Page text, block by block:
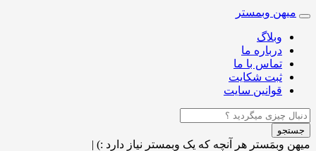
Toggle
navigation
میهن وبمستر
وبلاگ
درباره ما
تماس با ما
ثبت شکایت
قوانین سایت
جستجو
میهن وِبمَستر هر آنچه که یک وبمستر نیاز دارد :) |